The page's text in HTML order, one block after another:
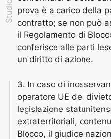
prova è a carico della
contratto; se non può
il Regolamento di
conferisce alle parti
un diritto di azione.
3. In caso di
operatore UE del
legislazione
extraterritoriali,
Blocco, il giudice